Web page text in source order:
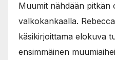
Muumit nähdään pitkän
valkokankaalla.
käsikirjoittama elokuva
ensimmäinen